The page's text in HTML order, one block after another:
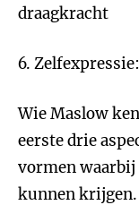
draagkracht
6.
Wie Maslow
eerste drie
vormen waarbij
kunnen krijgen.